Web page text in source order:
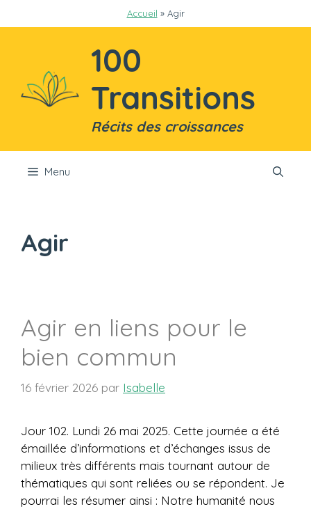
au
Accueil » Agir
100
Transitions
Récits des croissances
Menu
Agir
Agir en liens pour le
bien commun
16 février 2026 par Isabelle
Jour 102. Lundi 26 mai 2025. Cette journée a été
émaillée d’informations et d’échanges issus de
milieux très différents mais tournant autour de
thématiques qui sont reliées ou se répondent. Je
pourrai les résumer ainsi : Notre humanité nous